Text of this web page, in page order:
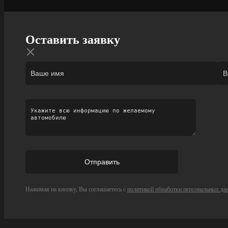
Оставить заявку
Нажимая на кнопку, Вы соглашаетесь с политикой обработки персональных